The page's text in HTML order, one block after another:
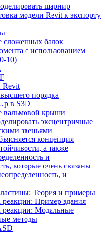
шарнир
модели Revit к экспорту
сложенных балок
с использованием
10)
Revit
порядка
в S3D
вальмовой крыши
эксцентричные
звеньями
концепция
а также
и
которые очень связаны
и
Теория и примеры
реакции: Пример здания
реакции: Модальные
методы